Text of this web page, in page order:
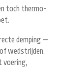
toch thermo-
demping —
wedstrijden.
voering,